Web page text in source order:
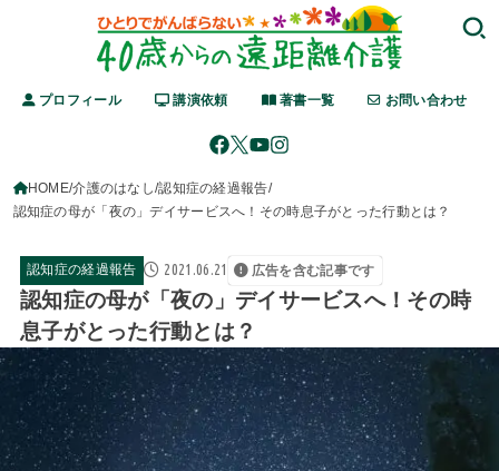
プロフィール 講演依頼 著書一覧 お問い合わせ
HOME 介護のはなし 認知症の経過報告
認知症の母が「夜の」デイサービスへ！その時息子がとった行動とは？
認知症の経過報告 2021.06.21 広告を含む記事です
認知症の母が「夜の」デイサービスへ！その時
息子がとった行動とは？